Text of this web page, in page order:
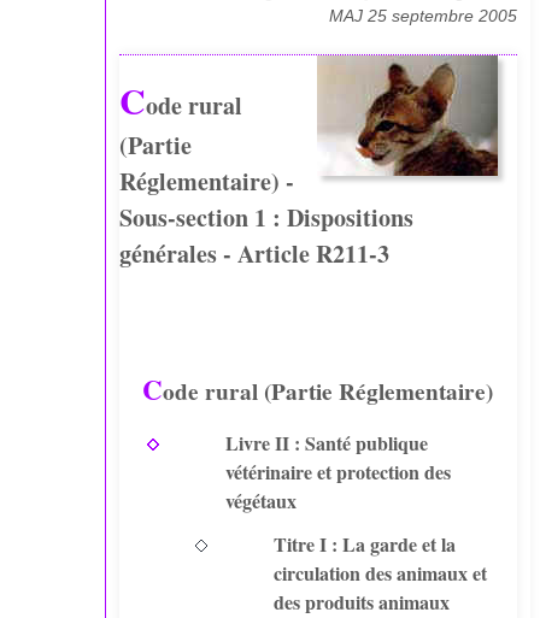
MAJ 25 septembre 2005
Code rural
(Partie
Réglementaire) -
Sous-section 1 : Dispositions
générales - Article R211-3
Code rural (Partie Réglementaire)
Livre II : Santé publique
vétérinaire et protection des
végétaux
Titre I : La garde et la
circulation des animaux et
des produits animaux